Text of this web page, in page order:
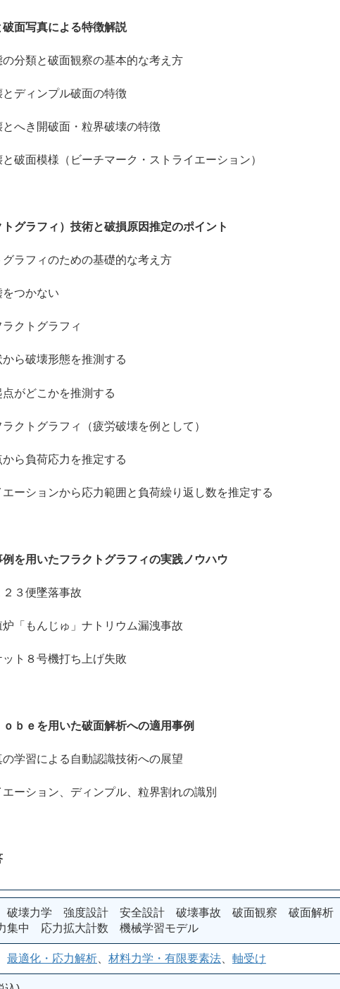
面写真による特徴解説
類と破面観察の基本的な考え方
ディンプル破面の特徴
き開破面・粒界破壊の特徴
面模様（ビーチマーク・ストライエーション）
グラフィ）技術と破損原因推定のポイント
フィのための基礎的な考え方
かない
クトグラフィ
壊形態を推測する
どこかを推測する
トグラフィ（疲労破壊を例として）
荷応力を推定する
ョンから応力範囲と負荷繰り返し数を推定する
を用いたフラクトグラフィの実践ノウハウ
３便墜落事故
もんじゅ」ナトリウム漏洩事故
８号機打ち上げ失敗
ｂｅを用いた破面解析への適用事例
習による自動認識技術への展望
ション、ディンプル、粒界割れの識別
破壊力学 強度設計 安全設計 破壊事故 破面観察 破面解析
集中 応力拡大計数 機械学習モデル
最適化・応力解析 材料力学・有限要素法 軸受け